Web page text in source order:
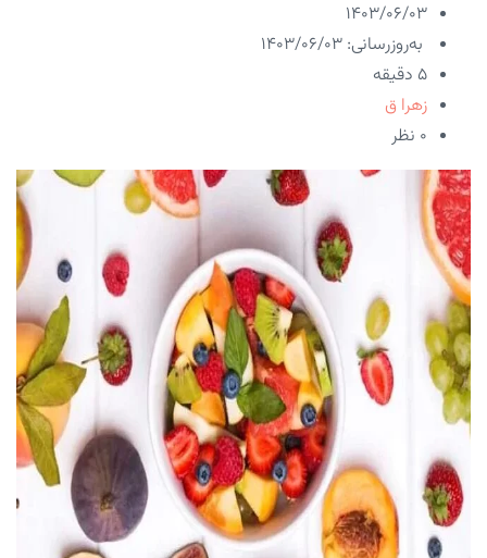
۱۴۰۳/۰۶/۰۳
به‌روزرسانی: ۱۴۰۳/۰۶/۰۳
5 دقیقه
زهرا ق
۰ نظر